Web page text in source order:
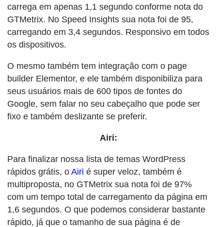
carrega em apenas 1,1 segundo conforme nota do
GTMetrix. No Speed Insights sua nota foi de 95,
carregando em 3,4 segundos. Responsivo em todos
os dispositivos.
O mesmo também tem integração com o page
builder Elementor, e ele também disponibiliza para
seus usuários mais de 600 tipos de fontes do
Google, sem falar no seu cabeçalho que pode ser
fixo e também deslizante se preferir.
Airi:
Para finalizar nossa lista de temas WordPress
rápidos grátis, o Airi é super veloz, também é
multiproposta, no GTMetrix sua nota foi de 97%
com um tempo total de carregamento da página em
1,6 segundos. O que podemos considerar bastante
rápido, já que o tamanho de sua página é de